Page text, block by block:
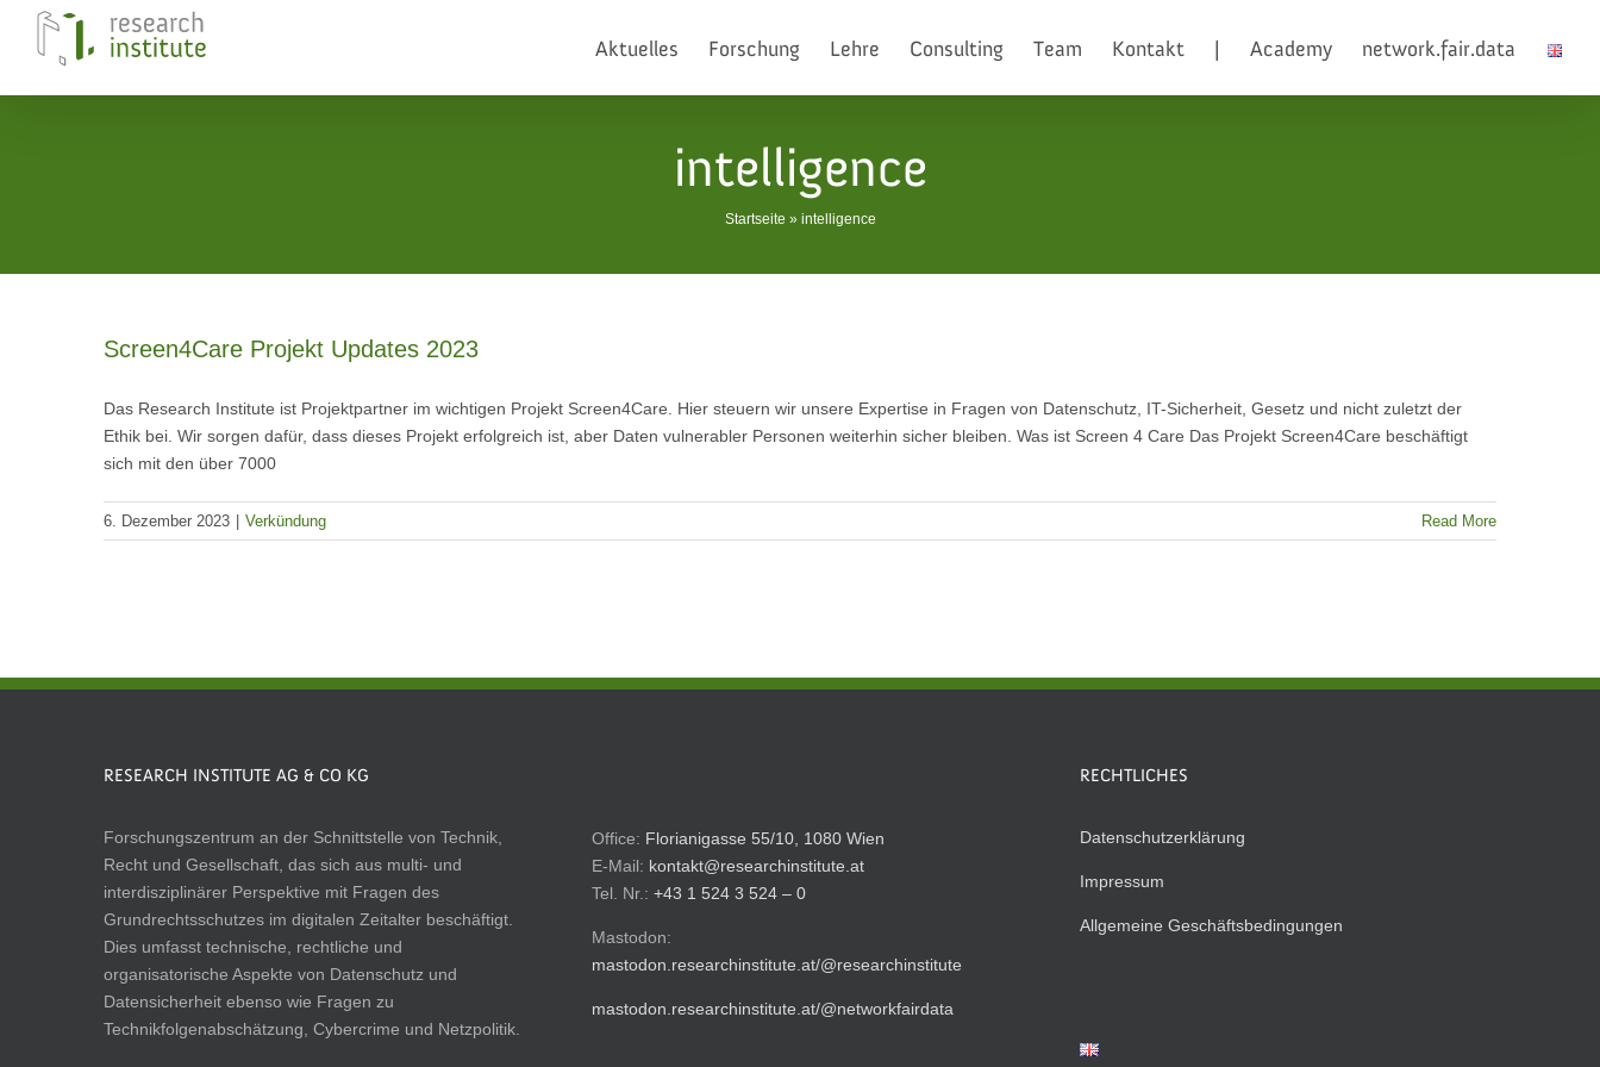
Aktuelles Forschung Lehre Consulting Team Kontakt Academy network.fair.data
intelligence
Startseite » intelligence
Screen4Care Projekt Updates 2023
Das Research Institute ist Projektpartner im wichtigen Projekt Screen4Care. Hier steuern wir unsere Expertise in Fragen von Datenschutz, IT-Sicherheit, Gesetz und nicht zuletzt der
Ethik bei. Wir sorgen dafür, dass dieses Projekt erfolgreich ist, aber Daten vulnerabler Personen weiterhin sicher bleiben. Was ist Screen 4 Care Das Projekt Screen4Care beschäftigt
sich mit den über 7000
6. Dezember 2023 Verkündung Read More
RESEARCH INSTITUTE AG & CO KG
Forschungszentrum an der Schnittstelle von Technik,
Recht und Gesellschaft, das sich aus multi- und
interdisziplinärer Perspektive mit Fragen des
Grundrechtsschutzes im digitalen Zeitalter beschäftigt.
Dies umfasst technische, rechtliche und
organisatorische Aspekte von Datenschutz und
Datensicherheit ebenso wie Fragen zu
Technikfolgenabschätzung, Cybercrime und Netzpolitik.
Office: Florianigasse 55/10, 1080 Wien
E-Mail: kontakt@researchinstitute.at
Tel. Nr.: +43 1 524 3 524 – 0
Mastodon:
mastodon.researchinstitute.at/@researchinstitute
mastodon.researchinstitute.at/@networkfairdata
RECHTLICHES
Datenschutzerklärung
Impressum
Allgemeine Geschäftsbedingungen